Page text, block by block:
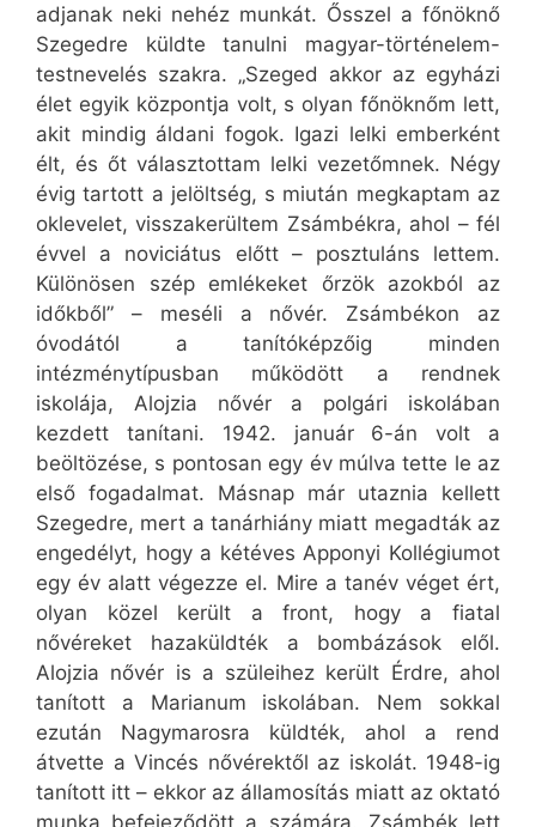
adjanak neki nehéz munkát. Ősszel a főnöknő
Szegedre küldte tanulni magyar-történelem-
testnevelés szakra. „Szeged akkor az egyházi
élet egyik központja volt, s olyan főnöknőm lett,
akit mindig áldani fogok. Igazi lelki emberként
élt, és őt választottam lelki vezetőmnek. Négy
évig tartott a jelöltség, s miután megkaptam az
oklevelet, visszakerültem Zsámbékra, ahol – fél
évvel a noviciátus előtt – posztuláns lettem.
Különösen szép emlékeket őrzök azokból az
időkből” – meséli a nővér. Zsámbékon az
óvodától a tanítóképzőig minden
intézménytípusban működött a rendnek
iskolája, Alojzia nővér a polgári iskolában
kezdett tanítani. 1942. január 6-án volt a
beöltözése, s pontosan egy év múlva tette le az
első fogadalmat. Másnap már utaznia kellett
Szegedre, mert a tanárhiány miatt megadták az
engedélyt, hogy a kétéves Apponyi Kollégiumot
egy év alatt végezze el. Mire a tanév véget ért,
olyan közel került a front, hogy a fiatal
nővéreket hazaküldték a bombázások elől.
Alojzia nővér is a szüleihez került Érdre, ahol
tanított a Marianum iskolában. Nem sokkal
ezután Nagymarosra küldték, ahol a rend
átvette a Vincés nővérektől az iskolát. 1948-ig
tanított itt – ekkor az államosítás miatt az oktató
munka befejeződött a számára. Zsámbék lett